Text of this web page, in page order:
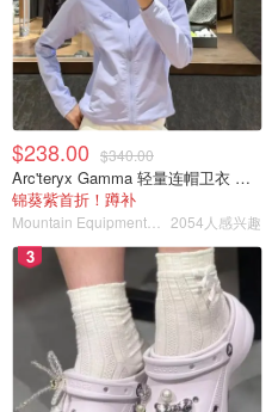
$238.00 $340.00
Arc'teryx Gamma 轻量连帽卫衣 女款
锦葵紫首折！蹲补
2054人感兴趣
3